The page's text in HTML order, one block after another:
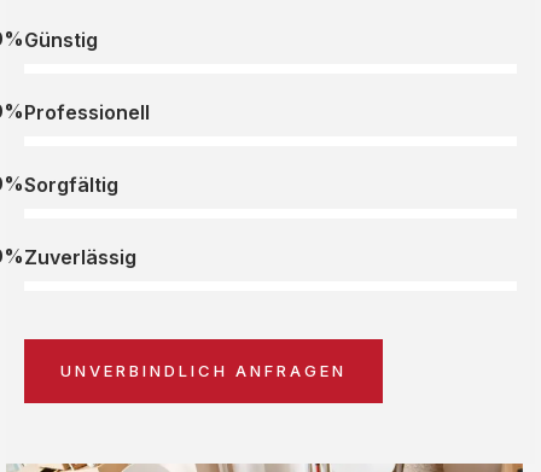
Günstig
Professionell
Sorgfältig
Zuverlässig
UNVERBINDLICH ANFRAGEN